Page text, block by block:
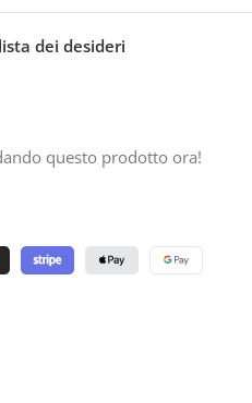
dei desideri
questo prodotto ora!